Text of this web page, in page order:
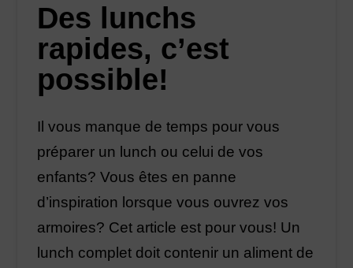
Des lunchs
rapides, c’est
possible!
Il vous manque de temps pour vous
préparer un lunch ou celui de vos
enfants? Vous êtes en panne
d’inspiration lorsque vous ouvrez vos
armoires? Cet article est pour vous! Un
lunch complet doit contenir un aliment de